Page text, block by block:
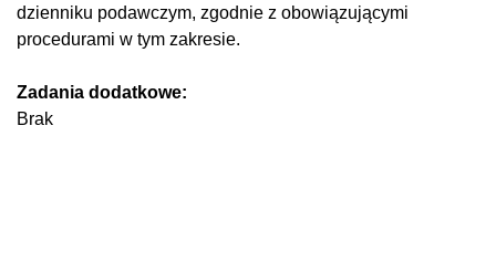
dzienniku podawczym, zgodnie z obowiązującymi
procedurami w tym zakresie.
Zadania dodatkowe:
Brak